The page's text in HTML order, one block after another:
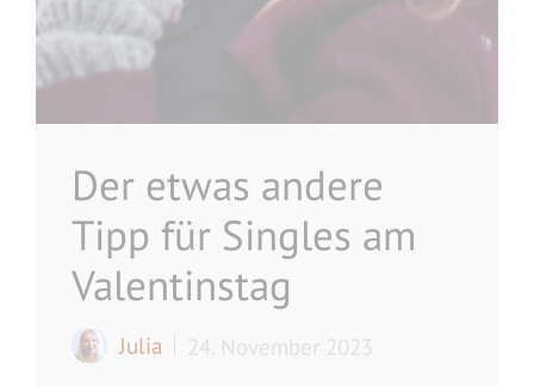
Der etwas andere
Tipp für Singles am
Valentinstag
Julia 24. November 2023